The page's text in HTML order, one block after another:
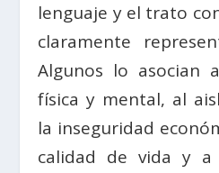
lenguaje y el trato
claramente
Algunos lo asocian
física y mental, al
la inseguridad
calidad de vida y a